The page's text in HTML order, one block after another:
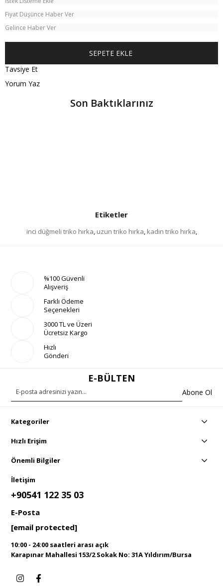
Fiyat Düşünce Haber Ver
Gelince Haber Ver
Tavsiye Et
Yorum Yaz
Son Baktıklarınız
Etiketler
inci düğmeli triko hırka, uzun triko hırka, kadın triko hırka,
%100 Güvenli
Alışveriş
Farklı Ödeme
Seçenekleri
3000 TL ve Üzeri
Ücretsiz Kargo
Hızlı
Gönderi
E-BÜLTEN
Abone Ol
Kategoriler
Hızlı Erişim
Önemli Bilgiler
İletişim
+90541 122 35 03
E-Posta
[email protected]
10:00 - 24:00 saatleri arası açık
Karapınar Mahallesi 153/2 Sokak No: 31A Yıldırım/Bursa